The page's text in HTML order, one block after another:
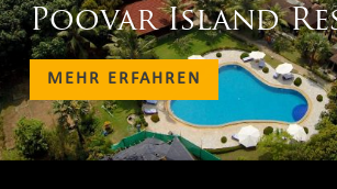
Poovar Island
MEHR ERFAHREN